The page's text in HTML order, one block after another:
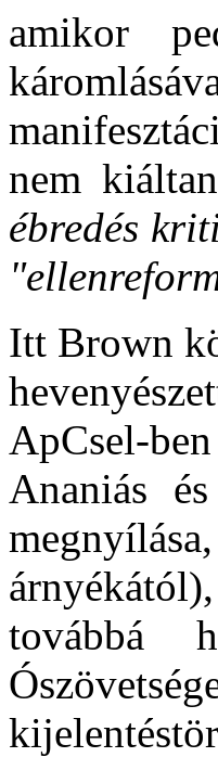
amikor
nem
ébredés
Itt Brown
ApCsel-
Ananiás
továbbá